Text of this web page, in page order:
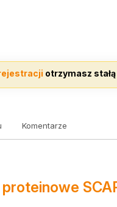
otrzymasz
Komentarze